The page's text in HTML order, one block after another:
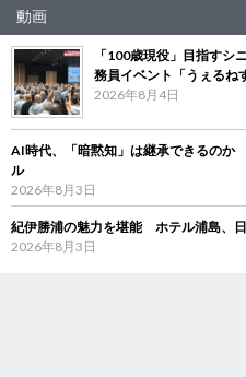
動画
「100歳現役」目指す
務員イベント「うぇるね
2026年8月4日
AI時代、「暗黙知」は継承できるの
ル
2026年8月3日
紀伊勝浦の魅力を堪能 ホテル浦島、
2026年8月3日